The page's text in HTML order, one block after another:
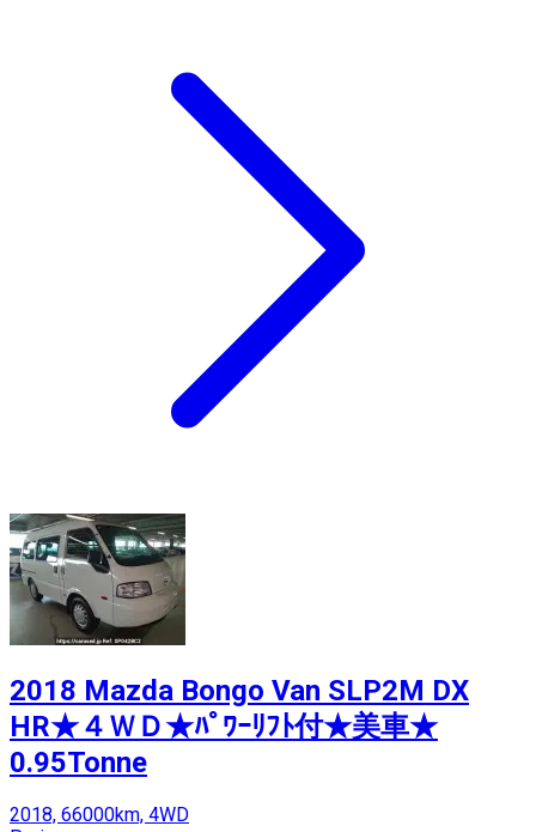
2018 Mazda Bongo Van SLP2M DX
HR★４ＷＤ★ﾊﾟﾜｰﾘﾌﾄ付★美車★
0.95Tonne
2018, 66000km, 4WD